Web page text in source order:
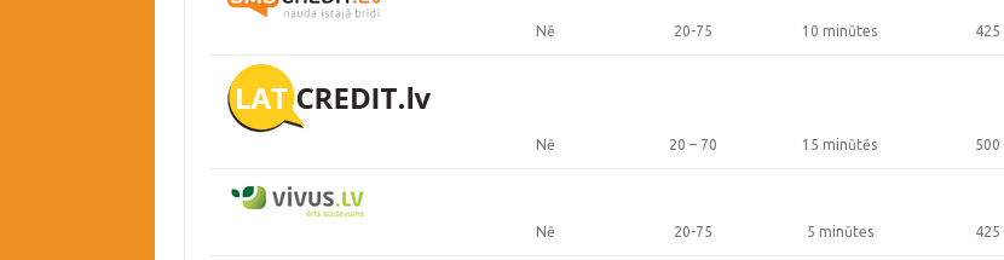
Nē 20-75 10 minūtes 425
Nē 20 – 70 15 minūtēs 500
Nē 20-75 5 minūtes 425